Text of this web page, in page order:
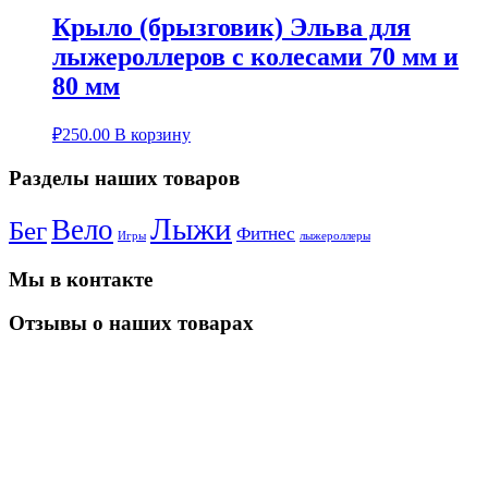
Крыло (брызговик) Эльва для
лыжероллеров с колесами 70 мм и
80 мм
₽250.00 В корзину
Разделы наших товаров
БегВело Игры Лыжи Фитнес лыжероллеры
Мы в контакте
Отзывы о наших товарах